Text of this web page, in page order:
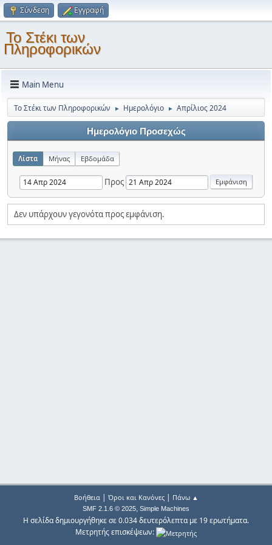
Σύνδεση Εγγραφή
Το Στέκι των
Πληροφορικών
Main Menu
Το Στέκι των Πληροφορικών ► Ημερολόγιο ► Απρίλιος 2024
Ημερολόγιο Προσεχώς
Λίστα Μήνας Εβδομάδα
Προς
Δεν υπάρχουν γεγονότα προς εμφάνιση.
Βοήθεια| Όροι και Κανόνες| Πάνω ▲
SMF 2.1.6 © 2025, Simple Machines
Η σελίδα δημιουργήθηκε σε 0.034 δευτερόλεπτα με 19 ερωτήματα.
Μετρητής επισκέψεων: